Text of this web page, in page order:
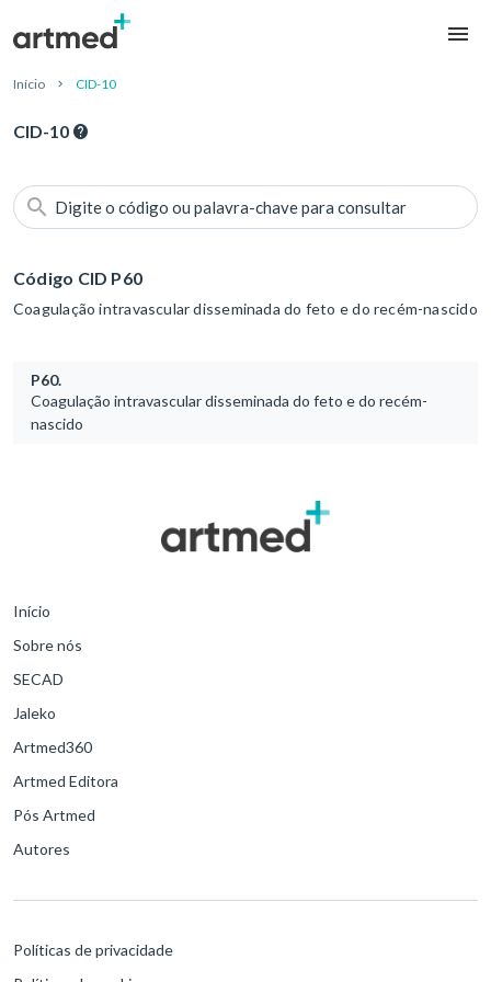
Início CID-10
CID-10
Digite o código ou palavra-chave para consultar
Código CID P60
Coagulação intravascular disseminada do feto e do recém-nascido
P60.
Coagulação intravascular disseminada do feto e do recém-
nascido
Início
Sobre nós
SECAD
Jaleko
Artmed360
Artmed Editora
Pós Artmed
Autores
Políticas de privacidade